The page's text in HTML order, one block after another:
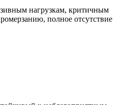
нагрузкам, критичным
полное отсутствие